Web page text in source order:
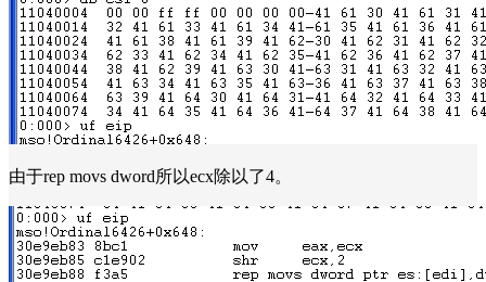
由于rep movs dword所以ecx除以了4。